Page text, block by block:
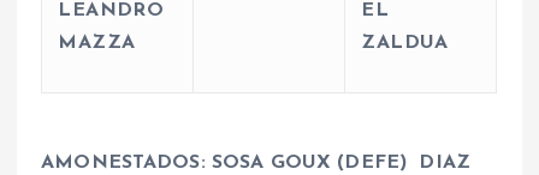
LEANDRO
MAZZA
EL
ZALDUA
AMONESTADOS: SOSA GOUX (DEFE) DIAZ